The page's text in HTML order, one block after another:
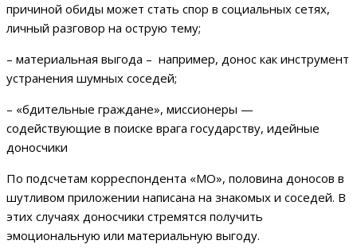
причиной обиды может стать спор в социальных сетях,
личный разговор на острую тему;
– материальная выгода – например, донос как инструмент
устранения шумных соседей;
– «бдительные граждане», миссионеры —
содействующие в поиске врага государству, идейные
доносчики
По подсчетам корреспондента «МО», половина доносов в
шутливом приложении написана на знакомых и соседей. В
этих случаях доносчики стремятся получить
эмоциональную или материальную выгоду.